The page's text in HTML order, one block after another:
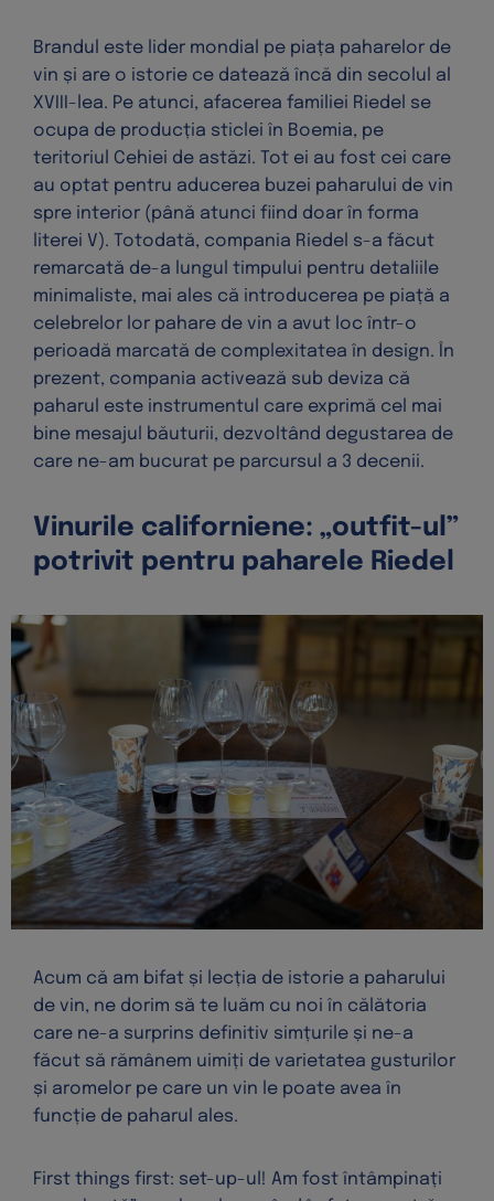
Brandul este lider mondial pe piața paharelor de
vin și are o istorie ce datează încă din secolul al
XVIII-lea. Pe atunci, afacerea familiei Riedel se
ocupa de producția sticlei în Boemia, pe
teritoriul Cehiei de astăzi. Tot ei au fost cei care
au optat pentru aducerea buzei paharului de vin
spre interior (până atunci fiind doar în forma
literei V). Totodată, compania Riedel s-a făcut
remarcată de-a lungul timpului pentru detaliile
minimaliste, mai ales că introducerea pe piață a
celebrelor lor pahare de vin a avut loc într-o
perioadă marcată de complexitatea în design. În
prezent, compania activează sub deviza că
paharul este instrumentul care exprimă cel mai
bine mesajul băuturii, dezvoltând degustarea de
care ne-am bucurat pe parcursul a 3 decenii.
Vinurile californiene: „outfit-ul”
potrivit pentru paharele Riedel
Acum că am bifat și lecția de istorie a paharului
de vin, ne dorim să te luăm cu noi în călătoria
care ne-a surprins definitiv simțurile și ne-a
făcut să rămânem uimiți de varietatea gusturilor
și aromelor pe care un vin le poate avea în
funcție de paharul ales.
First things first: set-up-ul! Am fost întâmpinați